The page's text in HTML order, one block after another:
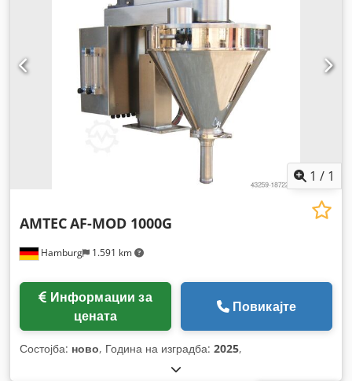
1 / 1
Hamburg 1.591 km
AMTECAF-MOD 1000G
цената
Повикајте
Состојба: ново, Година на изградба: 2025,